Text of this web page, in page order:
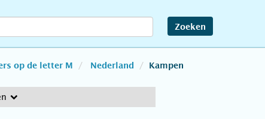
Zoeken
op de letter M Nederland Kampen